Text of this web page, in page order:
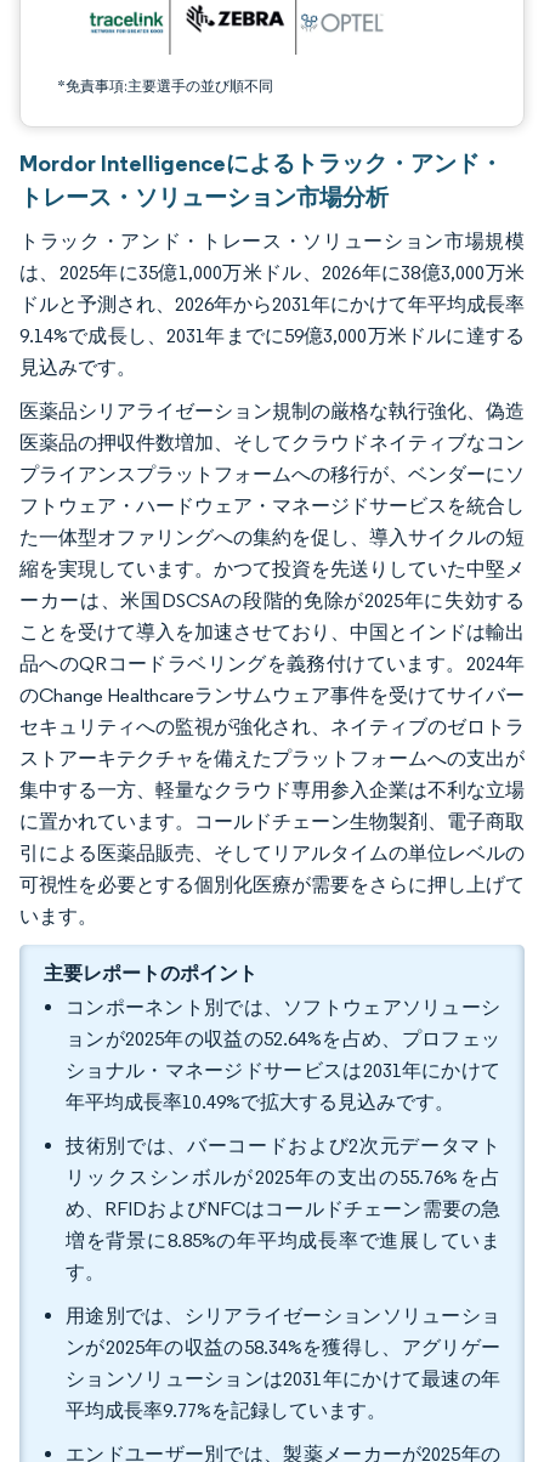
*免責事項:主要選手の並び順不同
Mordor Intelligenceによるトラック・アンド・
トレース・ソリューション市場分析
トラック・アンド・トレース・ソリューション市場規模
は、2025年に35億1,000万米ドル、2026年に38億3,000万米
ドルと予測され、2026年から2031年にかけて年平均成長率
9.14%で成長し、2031年までに59億3,000万米ドルに達する
見込みです。
医薬品シリアライゼーション規制の厳格な執行強化、偽造
医薬品の押収件数増加、そしてクラウドネイティブなコン
プライアンスプラットフォームへの移行が、ベンダーにソ
フトウェア・ハードウェア・マネージドサービスを統合し
た一体型オファリングへの集約を促し、導入サイクルの短
縮を実現しています。かつて投資を先送りしていた中堅メ
ーカーは、米国DSCSAの段階的免除が2025年に失効する
ことを受けて導入を加速させており、中国とインドは輸出
品へのQRコードラベリングを義務付けています。2024年
のChange Healthcareランサムウェア事件を受けてサイバー
セキュリティへの監視が強化され、ネイティブのゼロトラ
ストアーキテクチャを備えたプラットフォームへの支出が
集中する一方、軽量なクラウド専用参入企業は不利な立場
に置かれています。コールドチェーン生物製剤、電子商取
引による医薬品販売、そしてリアルタイムの単位レベルの
可視性を必要とする個別化医療が需要をさらに押し上げて
います。
主要レポートのポイント
コンポーネント別では、ソフトウェアソリューシ
ョンが2025年の収益の52.64%を占め、プロフェッ
ショナル・マネージドサービスは2031年にかけて
年平均成長率10.49%で拡大する見込みです。
技術別では、バーコードおよび2次元データマト
リックスシンボルが2025年の支出の55.76%を占
め、RFIDおよびNFCはコールドチェーン需要の急
増を背景に8.85%の年平均成長率で進展していま
す。
用途別では、シリアライゼーションソリューショ
ンが2025年の収益の58.34%を獲得し、アグリゲー
ションソリューションは2031年にかけて最速の年
平均成長率9.77%を記録しています。
エンドユーザー別では、製薬メーカーが2025年の